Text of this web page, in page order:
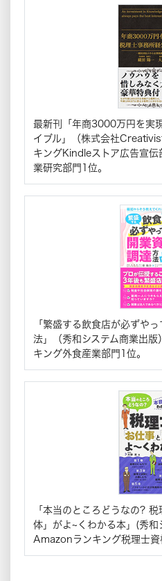
最新刊「年商3000万円を実
イブル」（株式会社
キングKindleストア広告宣
業研究部門1位。
「繁盛する飲食店が必ずや
法」（秀和システム商業出
キング外食産業部門1位。
「本当のところどうなの?
体」がよ~くわかる本」(秀和
Amazonランキング税理士資